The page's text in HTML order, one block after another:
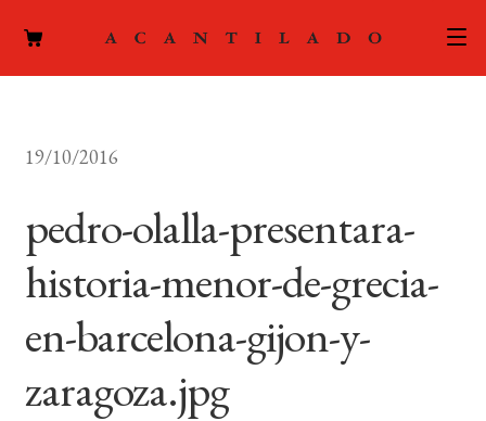
menú
LA EDITORIAL
19/10/2016
pedro-olalla-presentara-
historia-menor-de-grecia-
en-barcelona-gijon-y-
zaragoza.jpg